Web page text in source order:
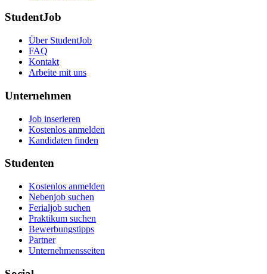
StudentJob
Über StudentJob
FAQ
Kontakt
Arbeite mit uns
Unternehmen
Job inserieren
Kostenlos anmelden
Kandidaten finden
Studenten
Kostenlos anmelden
Nebenjob suchen
Ferialjob suchen
Praktikum suchen
Bewerbungstipps
Partner
Unternehmensseiten